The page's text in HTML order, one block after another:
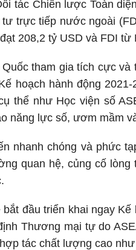
tác Chiến lược Toàn
trực tiếp nước ngoài
208,2 tỷ USD và FDI
tham gia tích cực
hoạch hành động
thể như Học viện số
năng lực số, ươm mầm
nhanh chóng và phức
quan hệ, củng cố
đầu triển khai ngay
Thương mại tự do
tác chất lượng cao